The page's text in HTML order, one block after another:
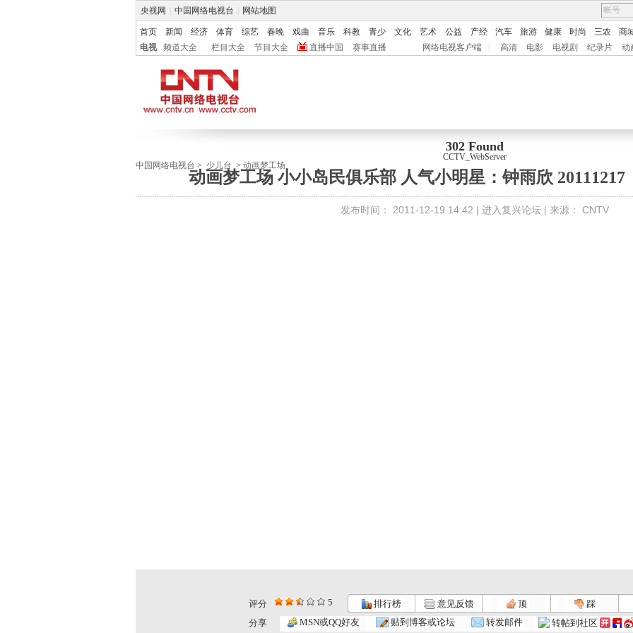
央视网 中国网络电视台 网站地图
首页 新闻 经济 体育 综艺 春晚 戏曲 音乐 科教 青少 文化 艺术 公益 产经 汽车 旅游 健康 时尚 三农 商
电视
频道大全 栏目大全 节目大全 直播中国 赛事直播 网络电视客户端 高清 电影 电视剧 纪录片 动
302 Found
CCTV_WebServer
中国网络电视台 > 少儿台 > 动画梦工场
动画梦工场 小小岛民俱乐部 人气小明星：钟雨欣 20111217
发布时间： 2011-12-19 14:42 | 进入复兴论坛 | 来源： CNTV
评分 5 排行榜 意见反馈 顶 踩
分享
MSN或QQ好友 贴到博客或论坛 转发邮件 转帖到社区
动画梦工场... 动画梦工场... 动画梦工场... 动画梦工场...